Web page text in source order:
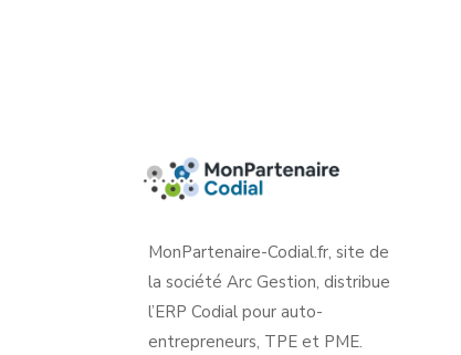
MonPartenaire-Codial.fr, site de
la société Arc Gestion, distribue
l’ERP Codial pour auto-
entrepreneurs, TPE et PME.